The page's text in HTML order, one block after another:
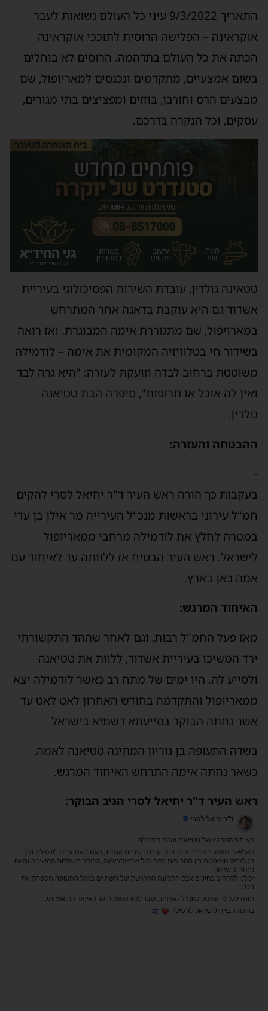
התאריך 9/3/2022 עיני כל העולם נשואות לעבר
אוקראינה – הפלישה הרוסית לתוככי אוקראינה
הכתה את כל העולם בתדהמה. הרוסים לא בוחלים
בשום אמצעיים, מתקדמים ונכנסים למאריופול, שם
מבצעים הרס וחורבן, בוזזים ומפציצים בתי מגורים,
עסקים, וכל הנקרה בדרכם.
טטאינה גולדין, עובדת השירות הפסיכולוגי בעיריית
אשדוד גם היא עוקבת בדאגה אחר המתרחש
במארויפול, שם מתגוררת אימה המבוגרת. ואז רואה
בשידור חי בטלוויזיה המקומית את אימה – לודמילה
משוטטת ברחוב לבדה וזועקת לעזרה: "היא גרה לבד
ואין לה אוכל או תרופות", סיפרה הבת טטיאנה
גולדין.
ההבטחה והעזרה:
-
בעקבות כך הורה ראש העיר ד"ר יחיאל לסרי להקים
חמ"ל עירוני בראשות מנכ"ל העירייה מר אילן בן עדי
במטרה לחלץ את לודמילה מרחבי ממאריופול
לישראל. ראש העיר הבטיח אז ללוותה עד לאיחוד עם
אמה כאן בארץ.
האיחוד המרגש:
מאז פעל החמ"ל רבות, וגם לאחר שההד התקשורתי
ירד המשיכו בעיריית אשדוד, ללוות את טטיאנה
ולסייע לה. היו ימים של מתח רב כאשר לודמילה יצא
ממאריופול והתקדמה בחודש האחרון לאט לאט עד
אשר נחתה הבוקר בסייעתא דשמיא בישראל.
בשדה התעופה בן גוריון המתינה טטיאנה לאמה,
כשאר נחתה אימה התרחש האיחוד המרגש.
ראש העיר ד"ר יחיאל לסרי הגיב הבוקר: